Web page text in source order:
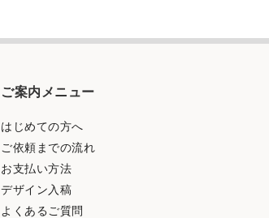
ご案内メニュー
はじめての方へ
ご依頼までの流れ
お支払い方法
デザイン入稿
よくあるご質問